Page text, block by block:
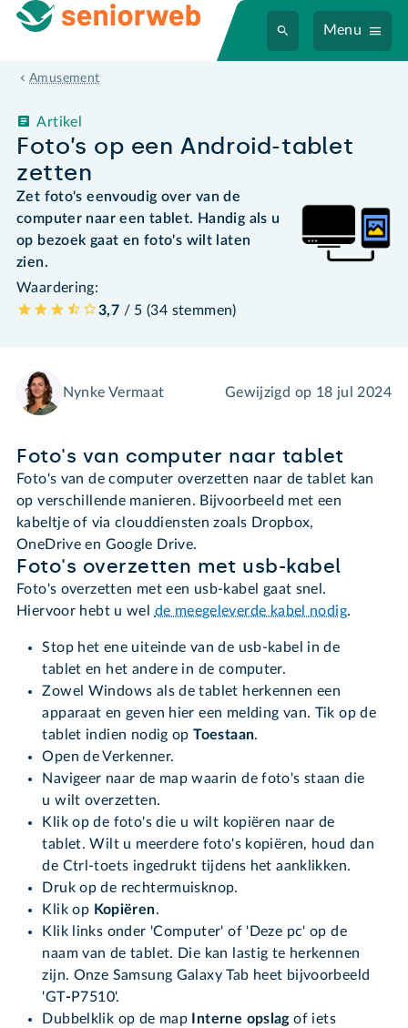
Menu
Amusement
Foto’s op een Android-tablet
zetten
Artikel
Zet foto's eenvoudig over van de
computer naar een tablet. Handig als u
op bezoek gaat en foto's wilt laten
zien.
Waardering:
3,7 / 5 (34 stemmen)
Nynke Vermaat Gewijzigd op 18 jul 2024
Foto's van computer naar tablet
Foto's van de computer overzetten naar de tablet kan
op verschillende manieren. Bijvoorbeeld met een
kabeltje of via clouddiensten zoals Dropbox,
OneDrive en Google Drive.
Foto's overzetten met usb-kabel
Foto's overzetten met een usb-kabel gaat snel.
Hiervoor hebt u wel de meegeleverde kabel nodig.
Stop het ene uiteinde van de usb-kabel in de
tablet en het andere in de computer.
Zowel Windows als de tablet herkennen een
apparaat en geven hier een melding van. Tik op de
tablet indien nodig opToestaan.
Open de Verkenner.
Navigeer naar de map waarin de foto's staan die
u wilt overzetten.
Klik op de foto's die u wilt kopiëren naar de
tablet. Wilt u meerdere foto's kopiëren, houd dan
de Ctrl-toets ingedrukt tijdens het aanklikken.
Druk op de rechtermuisknop.
Klik op Kopiëren.
Klik links onder 'Computer' of 'Deze pc' op de
naam van de tablet. Die kan lastig te herkennen
zijn. Onze Samsung Galaxy Tab heet bijvoorbeeld
'GT- P7510'.
Dubbelklik op de map
Interne opslagof iets